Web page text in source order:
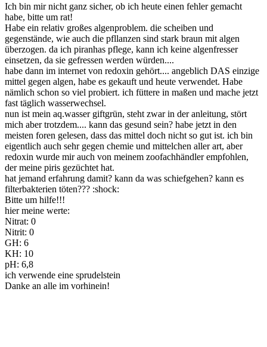
Ich bin mir nicht ganz sicher, ob ich heute einen fehler gemacht
habe, bitte um rat!
Habe ein relativ großes algenproblem. die scheiben und
gegenstände, wie auch die pfllanzen sind stark braun mit algen
überzogen. da ich piranhas pflege, kann ich keine algenfresser
einsetzen, da sie gefressen werden würden....
habe dann im internet von redoxin gehört.... angeblich DAS einzige
mittel gegen algen, habe es gekauft und heute verwendet. Habe
nämlich schon so viel probiert. ich füttere in maßen und mache jetzt
fast täglich wasserwechsel.
nun ist mein aq.wasser giftgrün, steht zwar in der anleitung, stört
mich aber trotzdem.... kann das gesund sein? habe jetzt in den
meisten foren gelesen, dass das mittel doch nicht so gut ist. ich bin
eigentlich auch sehr gegen chemie und mittelchen aller art, aber
redoxin wurde mir auch von meinem zoofachhändler empfohlen,
der meine piris gezüchtet hat.
hat jemand erfahrung damit? kann da was schiefgehen? kann es
filterbakterien töten??? :shock:
Bitte um hilfe!!!
hier meine werte:
Nitrat: 0
Nitrit: 0
GH: 6
KH: 10
pH: 6,8
ich verwende eine sprudelstein
Danke an alle im vorhinein!